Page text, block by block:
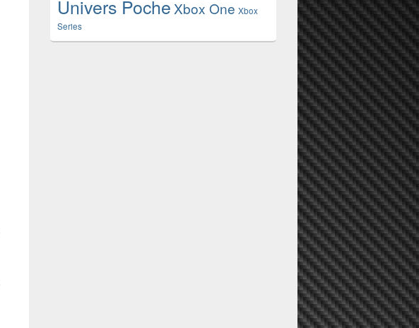
Univers Poche Xbox One Xbox
Series